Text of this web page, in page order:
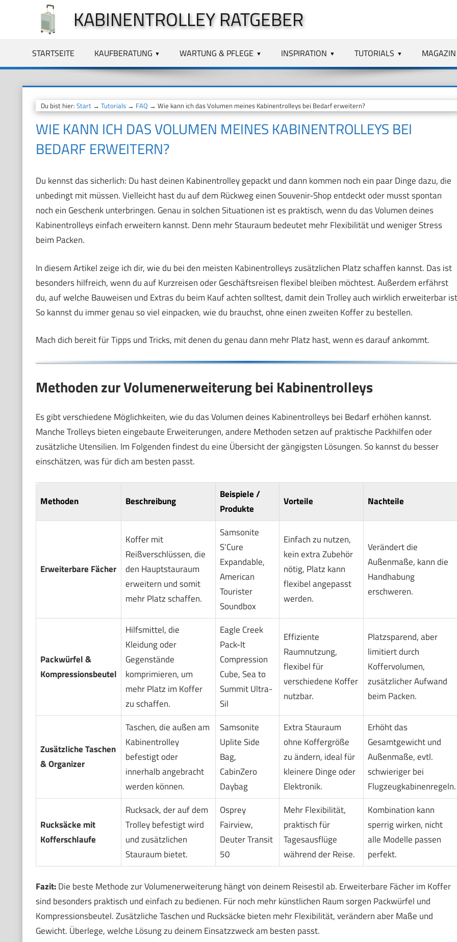
springen
KABINENTROLLEY RATGEBER
STARTSEITE KAUFBERATUNG WARTUNG & PFLEGE INSPIRATION TUTORIALS MAGAZIN
Du bist hier: Start→ Tutorials→ FAQ → Wie kann ich das Volumen meines Kabinentrolleys bei Bedarf erweitern?
WIE KANN ICH DAS VOLUMEN MEINES KABINENTROLLEYS BEI
BEDARF ERWEITERN?
Du kennst das sicherlich: Du hast deinen Kabinentrolley gepackt und dann kommen noch ein paar Dinge dazu, die
unbedingt mit müssen. Vielleicht hast du auf dem Rückweg einen Souvenir-Shop entdeckt oder musst spontan
noch ein Geschenk unterbringen. Genau in solchen Situationen ist es praktisch, wenn du das Volumen deines
Kabinentrolleys einfach erweitern kannst. Denn mehr Stauraum bedeutet mehr Flexibilität und weniger Stress
beim Packen.
In diesem Artikel zeige ich dir, wie du bei den meisten Kabinentrolleys zusätzlichen Platz schaffen kannst. Das ist
besonders hilfreich, wenn du auf Kurzreisen oder Geschäftsreisen flexibel bleiben möchtest. Außerdem erfährst
du, auf welche Bauweisen und Extras du beim Kauf achten solltest, damit dein Trolley auch wirklich erweiterbar
So kannst du immer genau so viel einpacken, wie du brauchst, ohne einen zweiten Koffer zu bestellen.
Mach dich bereit für Tipps und Tricks, mit denen du genau dann mehr Platz hast, wenn es darauf ankommt.
Methoden zur Volumenerweiterung bei Kabinentrolleys
Es gibt verschiedene Möglichkeiten, wie du das Volumen deines Kabinentrolleys bei Bedarf erhöhen kannst.
Manche Trolleys bieten eingebaute Erweiterungen, andere Methoden setzen auf praktische Packhilfen oder
zusätzliche Utensilien. Im Folgenden findest du eine Übersicht der gängigsten Lösungen. So kannst du besser
einschätzen, was für dich am besten passt.
Methoden Beschreibung
Beispiele /
Produkte
Vorteile Nachteile
Erweiterbare Fächer
Koffer mit
Reißverschlüssen, die
den Hauptstauraum
erweitern und somit
mehr Platz schaffen.
Samsonite
S’Cure
Expandable,
American
Tourister
Soundbox
Einfach zu nutzen,
kein extra Zubehör
nötig, Platz kann
flexibel angepasst
werden.
Verändert die
Außenmaße, kann die
Handhabung
erschweren.
Packwürfel &
Kompressionsbeutel
Hilfsmittel, die
Kleidung oder
Gegenstände
komprimieren, um
mehr Platz im Koffer
zu schaffen.
Eagle Creek
Pack-It
Compression
Cube, Sea to
Summit Ultra-
Sil
Effiziente
Raumnutzung,
flexibel für
verschiedene Koffer
nutzbar.
Platzsparend, aber
limitiert durch
Koffervolumen,
zusätzlicher Aufwand
beim Packen.
Zusätzliche Taschen
& Organizer
Taschen, die außen am
Kabinentrolley
befestigt oder
innerhalb angebracht
werden können.
Samsonite
Uplite Side
Bag,
CabinZero
Daybag
Extra Stauraum
ohne Koffergröße
zu ändern, ideal für
kleinere Dinge oder
Elektronik.
Erhöht das
Gesamtgewicht und
Außenmaße, evtl.
schwieriger bei
Flugzeugkabinenregeln.
Rucksäcke mit
Kofferschlaufe
Rucksack, der auf dem
Trolley befestigt wird
und zusätzlichen
Stauraum bietet.
Osprey
Fairview,
Deuter Transit
50
Mehr Flexibilität,
praktisch für
Tagesausflüge
während der Reise.
Kombination kann
sperrig wirken, nicht
alle Modelle passen
perfekt.
Fazit:Die beste Methode zur Volumenerweiterung hängt von deinem Reisestil ab. Erweiterbare Fächer im Koffer
sind besonders praktisch und einfach zu bedienen. Für noch mehr künstlichen Raum sorgen Packwürfel und
Kompressionsbeutel. Zusätzliche Taschen und Rucksäcke bieten mehr Flexibilität, verändern aber Maße und
Gewicht. Überlege, welche Lösung zu deinem Einsatzzweck am besten passt.